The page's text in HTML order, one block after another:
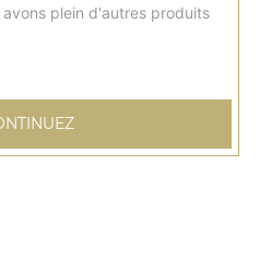
€
frites
€
plein d'autres produits